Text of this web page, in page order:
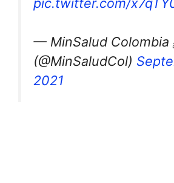
— MinSalud
(@MinSaludCol)
2021